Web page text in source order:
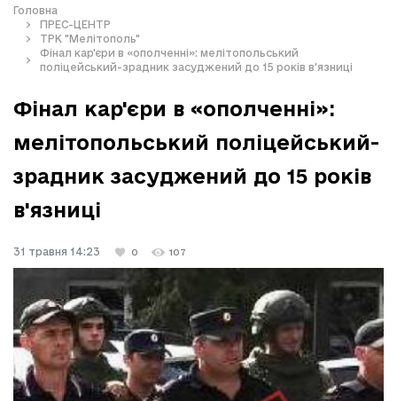
Головна
ПРЕС-ЦЕНТР
ТРК "Мелітополь"
Фінал кар'єри в «ополченні»: мелітопольський
поліцейський-зрадник засуджений до 15 років в'язниці
Фінал кар'єри в «ополченні»:
мелітопольський поліцейський-
зрадник засуджений до 15 років
в'язниці
31 травня 14:23 0 107